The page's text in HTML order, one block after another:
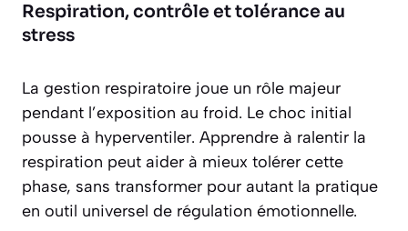
Respiration, contrôle et tolérance au
stress
La gestion respiratoire joue un rôle majeur
pendant l’exposition au froid. Le choc initial
pousse à hyperventiler. Apprendre à ralentir la
respiration peut aider à mieux tolérer cette
phase, sans transformer pour autant la pratique
en outil universel de régulation émotionnelle.